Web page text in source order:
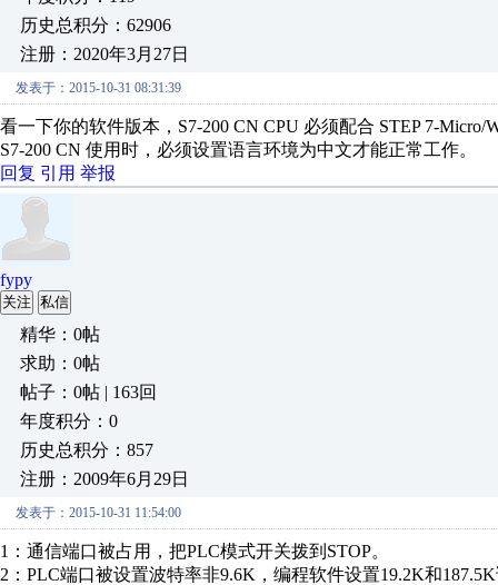
历史总积分：62906
注册：2020年3月27日
发表于：2015-10-31 08:31:39
看一下你的软件版本，S7-200 CN CPU 必须配合 STEP 7-
S7-200 CN 使用时，必须设置语言环境为中文才能正常工作。
回复 引用 举报
fypy
关注 私信
精华：0帖
求助：0帖
帖子：0帖 | 163回
年度积分：0
历史总积分：857
注册：2009年6月29日
发表于：2015-10-31 11:54:00
1：通信端口被占用，把PLC模式开关拨到STOP。
2：PLC端口被设置波特率非9.6K，编程软件设置19.2K和